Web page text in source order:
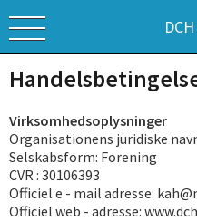
Virksomhedsoplysninger
Organisationens juridiske
Selskabsform: Forening
CVR : 30106393
Officiel e - mail adresse:
Officiel web - adresse: